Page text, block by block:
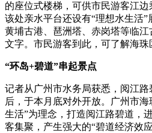
的座位式楼梯，可供市民游客江边
该处亲水平台还设有“理想水生活”
黄埔古港、琶洲塔、赤岗塔等临
文字。市民游客到此，可了解海珠
“环岛+碧道”串起景点
记者从广州市水务局获悉，阅江
后，于本月底对外开放。广州市海
生活”为理念，打造阅江路碧道，
客集聚，产生强大的“碧道经济效